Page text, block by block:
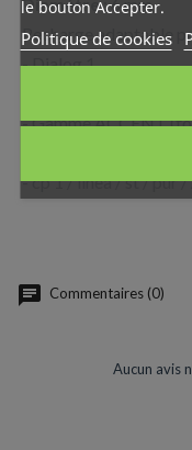
Recharge adaptable
- Dialog 1
- Gamme ACCENT
- Gamme studio (tous
- cp 1 / linea / st / pur
Commentaires (0)
Aucun avis
le bouton Accepter.
Politique de cookies